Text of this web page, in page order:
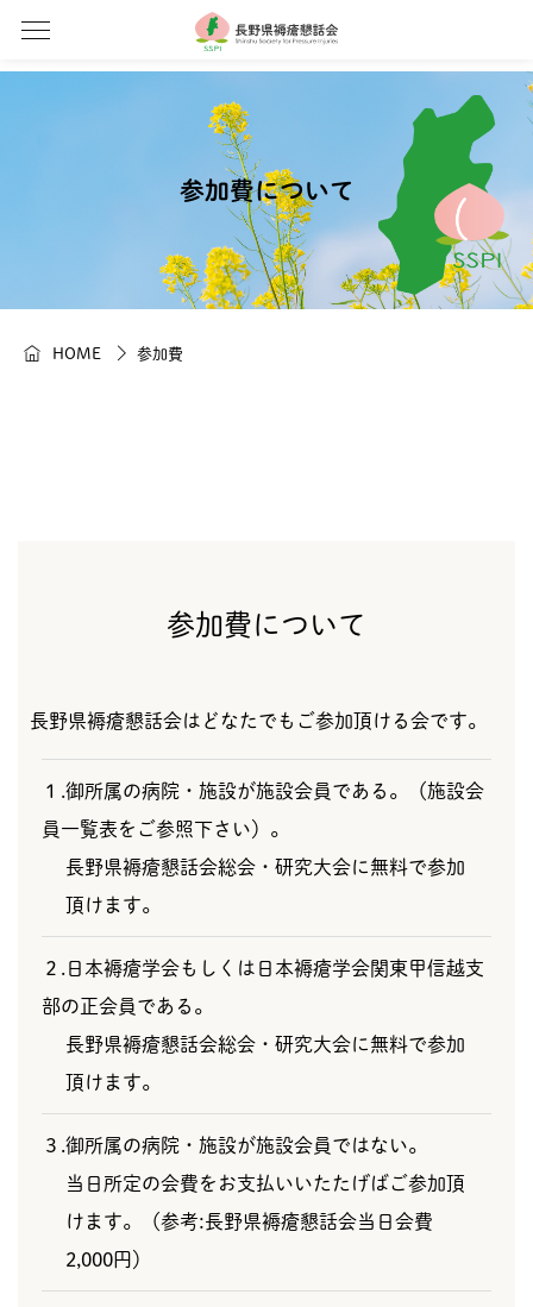
参加費について
HOME 参加費
参加費について
長野県褥瘡懇話会はどなたでもご参加頂ける会です。
１.御所属の病院・施設が施設会員である。（施設会
員一覧表をご参照下さい）。
長野県褥瘡懇話会総会・研究大会に無料で参加
頂けます。
２.日本褥瘡学会もしくは日本褥瘡学会関東甲信越支
部の正会員である。
長野県褥瘡懇話会総会・研究大会に無料で参加
頂けます。
３.御所属の病院・施設が施設会員ではない。
当日所定の会費をお支払いいたたげばご参加頂
けます。（参考:長野県褥瘡懇話会当日会費
2,000円）